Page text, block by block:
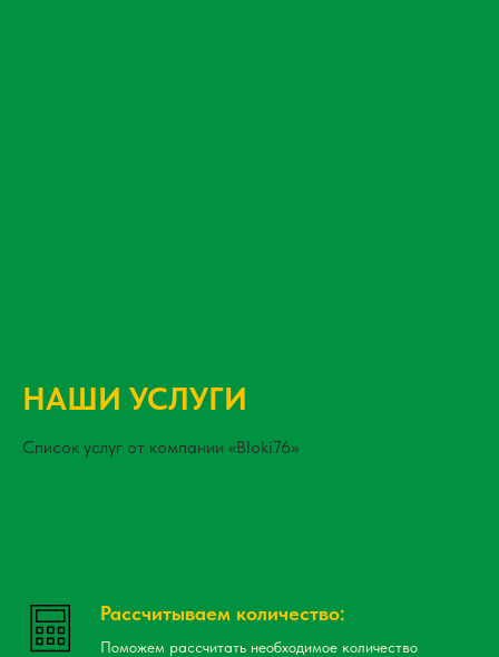
НАШИ УСЛУГИ
Список услуг от компании «Bloki76»
Рассчитываем количество:
Поможем рассчитать необходимое количество